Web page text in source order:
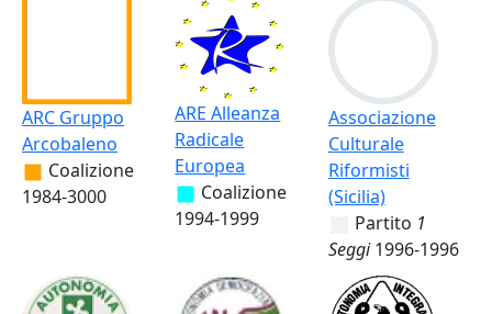
ARC Gruppo
Arcobaleno
Coalizione
1984-3000
ARE Alleanza
Radicale
Europea
Coalizione
1994-1999
Associazione
Culturale
Riformisti
(Sicilia)
Partito 1
Seggi 1996-1996